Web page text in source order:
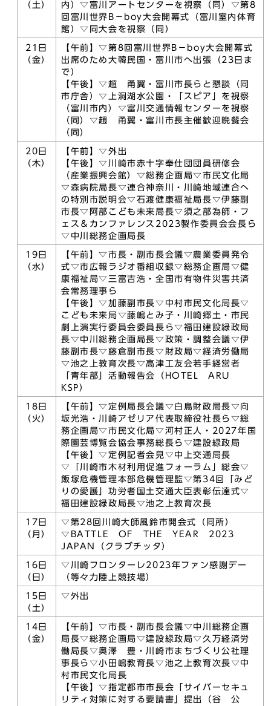
（土）
内）▽富川アートセンターを視察（同）▽第8
回富川世界B－boy大会開幕式（富川室内体育
館）▽同大会を視察（同）
21日
（金）
【午前】▽第8回富川世界B－boy大会開幕式
出席のため大韓民国・富川市へ出張（23日ま
で）
【午後】▽趙 甬翼・富川市長らと懇談（同
市庁舎）▽上洞湖水公園・「スピア」を視察
（富川市内）▽富川交通情報センターを視察
（同）▽趙 甬翼・富川市長主催歓迎晩餐会
（同）
20日
（木）
【午前】▽外出
【午後】▽川崎市赤十字奉仕団団員研修会
（産業振興会館）▽総務企画局▽市民文化局
▽森病院局長▽連合神奈川・川崎地域連合へ
の特別市説明会▽石渡健康福祉局長▽伊藤副
市長▽阿部こども未来局長▽須之部為師・フ
ェス＆カンファレンス2023製作委員会会長ら
▽中川総務企画局長
19日
（水）
【午前】▽市長・副市長会議▽農業委員発令
式▽市広報ラジオ番組収録▽総務企画局▽健
康福祉局▽三富吉浩・全国市有物件災害共済
会常務理事ら
【午後】▽加藤副市長▽中村市民文化局長▽
こども未来局▽藤嶋とみ子・川崎郷土・市民
劇上演実行委員会委員長ら▽福田建設緑政局
長▽中川総務企画局長▽政策・調整会議▽伊
藤副市長▽藤倉副市長▽財政局▽経済労働局
▽池之上教育次長▽高津工友会若手経営者
「青年部」活動報告会（HOTEL ARU
KSP）
18日
（火）
【午前】▽定例局長会議▽白鳥財政局長▽向
坂光浩・川崎アゼリア代表取締役社長ら▽総
務企画局▽市民文化局▽河村正人・2027年国
際園芸博覧会協会事務総長ら▽建設緑政局
【午後】▽定例記者会見▽中上交通局長
▽「川崎市木材利用促進フォーラム」総会▽
飯塚危機管理本部危機管理監▽第34回「みど
りの愛護」功労者国土交通大臣表彰伝達式▽
福田建設緑政局長▽池之上教育次長
17日
（月）
▽第28回川崎大師風鈴市開会式（同所）
▽BATTLE OF THE YEAR 2023
JAPAN（クラブチッタ）
16日
（日）
▽川崎フロンターレ2023年ファン感謝デー
（等々力陸上競技場）
15日
（土）
▽外出
14日
（金）
【午前】▽市長・副市長会議▽中川総務企画
局長▽総務企画局▽建設緑政局▽久万経済労
働局長▽奥澤 豊・川崎市まちづくり公社理
事長ら▽小田嶋教育長▽池之上教育次長▽中
村市民文化局長
【午後】▽指定都市市長会「サイバーセキュ
リティ対策に対する要請書」提出（谷 公